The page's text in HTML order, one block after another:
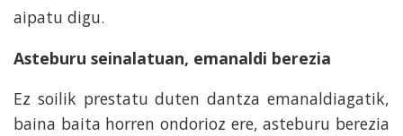
aipatu digu.
Asteburu seinalatuan, emanaldi berezia
Ez soilik prestatu duten dantza emanaldiagatik,
baina baita horren ondorioz ere, asteburu berezia